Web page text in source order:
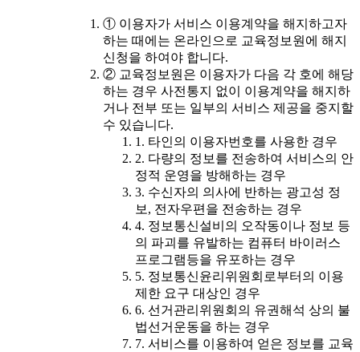
① 이용자가 서비스 이용계약을 해지하고자
하는 때에는 온라인으로 교육정보원에 해지
신청을 하여야 합니다.
② 교육정보원은 이용자가 다음 각 호에 해당
하는 경우 사전통지 없이 이용계약을 해지하
거나 전부 또는 일부의 서비스 제공을 중지할
수 있습니다.
1. 타인의 이용자번호를 사용한 경우
2. 다량의 정보를 전송하여 서비스의 안
정적 운영을 방해하는 경우
3. 수신자의 의사에 반하는 광고성 정
보, 전자우편을 전송하는 경우
4. 정보통신설비의 오작동이나 정보 등
의 파괴를 유발하는 컴퓨터 바이러스
프로그램등을 유포하는 경우
5. 정보통신윤리위원회로부터의 이용
제한 요구 대상인 경우
6. 선거관리위원회의 유권해석 상의 불
법선거운동을 하는 경우
7. 서비스를 이용하여 얻은 정보를 교육